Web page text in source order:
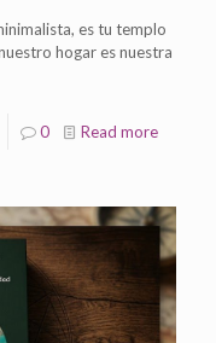
es tu templo
hogar es nuestra
0 Read more